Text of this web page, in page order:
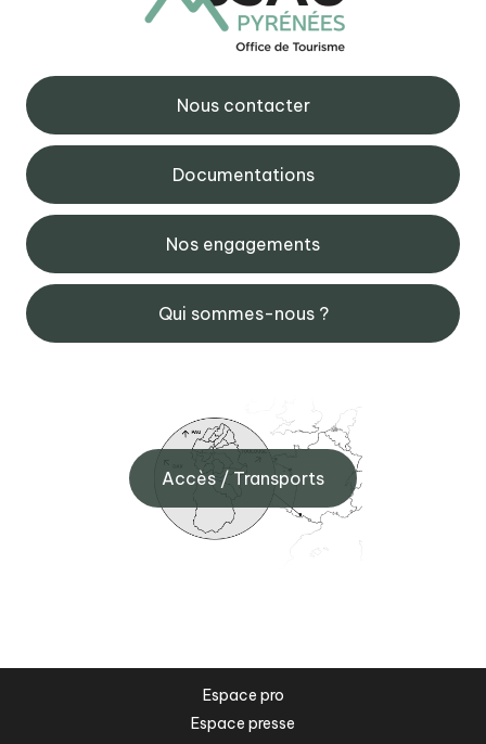
Nous contacter
Documentations
Nos engagements
Qui sommes-nous ?
Accès / Transports
Espace pro
Espace presse